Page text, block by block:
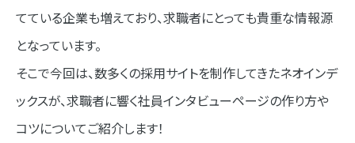
最初にすること
取材中の心構え
深掘りのコツ
てている企業も増えており、求職者にとっても貴重な情報源
となっています。
そこで今回は、数多くの採用サイトを制作してきたネオインデ
ックスが、求職者に響く社員インタビューページの作り方や
コツについてご紹介します！